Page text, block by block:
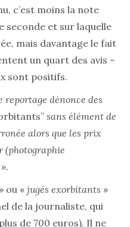
c’est moins la note
seconde et sur laquelle
mais davantage le fait
un quart des avis –
sont positifs.
reportage dénonce des
sans élément de
alors que les prix
(photographie
» ou « jugés exorbitants »
de la journaliste, qui
de 700 euros). Il ne